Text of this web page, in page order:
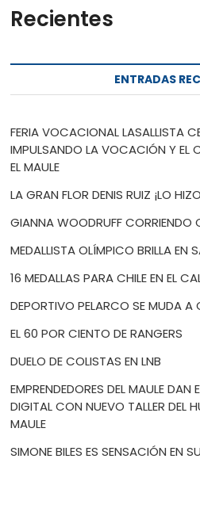
Recientes
ENTRADAS
FERIA VOCACIONAL LASALLISTA
IMPULSANDO LA VOCACIÓN Y EL
EL MAULE
LA GRAN FLOR DENIS RUIZ ¡LO
GIANNA WOODRUFF CORRIENDO
MEDALLISTA OLÍMPICO BRILLA EN
16 MEDALLAS PARA CHILE EN EL
DEPORTIVO PELARCO SE MUDA A
EL 60 POR CIENTO DE RANGERS
DUELO DE COLISTAS EN LNB
EMPRENDEDORES DEL MAULE
DIGITAL CON NUEVO TALLER DEL
MAULE
SIMONE BILES ES SENSACIÓN EN